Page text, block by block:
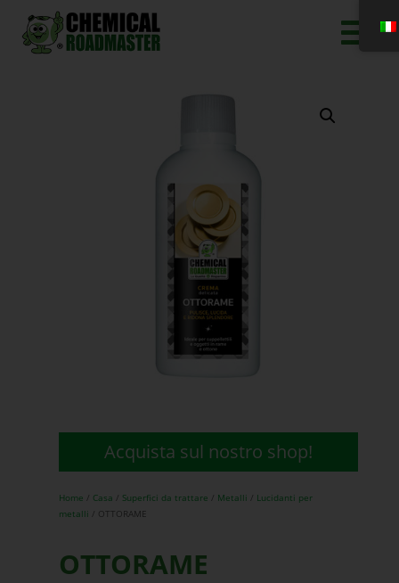
Acquista sul nostro shop!
Home / Casa / Superfici da trattare / Metalli / Lucidanti per
metalli / OTTORAME
OTTORAME